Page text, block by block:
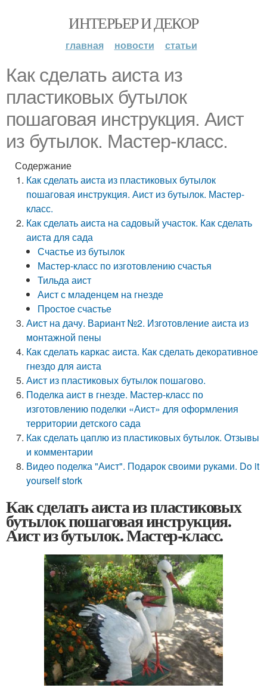
ИНТЕРЬЕР И ДЕКОР
главная новости статьи
Как сделать аиста из
пластиковых бутылок
пошаговая инструкция. Аист
из бутылок. Мастер-класс.
Содержание
Как сделать аиста из пластиковых бутылок
пошаговая инструкция. Аист из бутылок. Мастер-
класс.
Как сделать аиста на садовый участок. Как сделать
аиста для сада
Счастье из бутылок
Мастер-класс по изготовлению счастья
Тильда аист
Аист с младенцем на гнезде
Простое счастье
Аист на дачу. Вариант №2. Изготовление аиста из
монтажной пены
Как сделать каркас аиста. Как сделать декоративное
гнездо для аиста
Аист из пластиковых бутылок пошагово.
Поделка аист в гнезде. Мастер-класс по
изготовлению поделки «Аист» для оформления
территории детского сада
Как сделать цаплю из пластиковых бутылок. Отзывы
и комментарии
Видео поделка "Аист". Подарок своими руками. Do it
yourself stork
Как сделать аиста из пластиковых
бутылок пошаговая инструкция.
Аист из бутылок. Мастер-класс.